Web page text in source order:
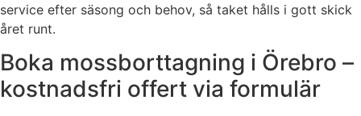
service efter säsong och behov, så taket hålls i gott skick
året runt.
Boka mossborttagning i Örebro –
kostnadsfri offert via formulär